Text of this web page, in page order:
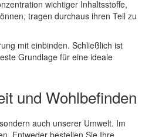
wichtiger Inhaltsstoffe,
tragen durchaus ihren Teil zu
mit einbinden. Schließlich ist
Grundlage für eine ideale
und Wohlbefinden
auch unserer Umwelt. Im
Entweder bestellen Sie Ihre